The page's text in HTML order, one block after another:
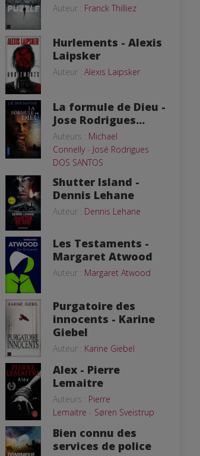
Auteur : Franck Thilliez
Hurlements - Alexis
Laipsker
Auteur : Alexis Laipsker
La formule de Dieu -
Jose Rodrigues...
Auteurs : Michael
Connelly- José Rodrigues
DOS SANTOS
Shutter Island -
Dennis Lehane
Auteur : Dennis Lehane
Les Testaments -
Margaret Atwood
Auteur : Margaret Atwood
Purgatoire des
innocents - Karine
Giebel
Auteur : Karine Giebel
Alex - Pierre
Lemaitre
Auteurs : Pierre
Lemaitre - Søren Sveistrup
Bien connu des
services de police